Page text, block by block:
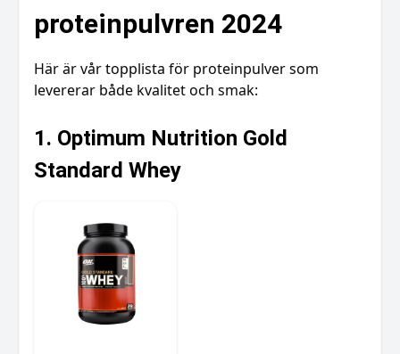
proteinpulvren 2024
Här är vår topplista för proteinpulver som
levererar både kvalitet och smak:
1. Optimum Nutrition Gold
Standard Whey